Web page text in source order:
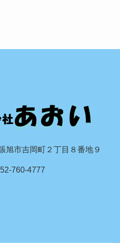
市吉岡町２丁目８番地９
760-4777